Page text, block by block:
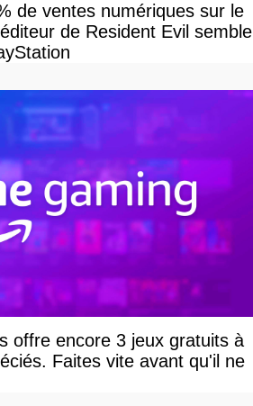
de ventes numériques sur le
de Resident Evil semble
offre encore 3 jeux gratuits à
Faites vite avant qu'il ne